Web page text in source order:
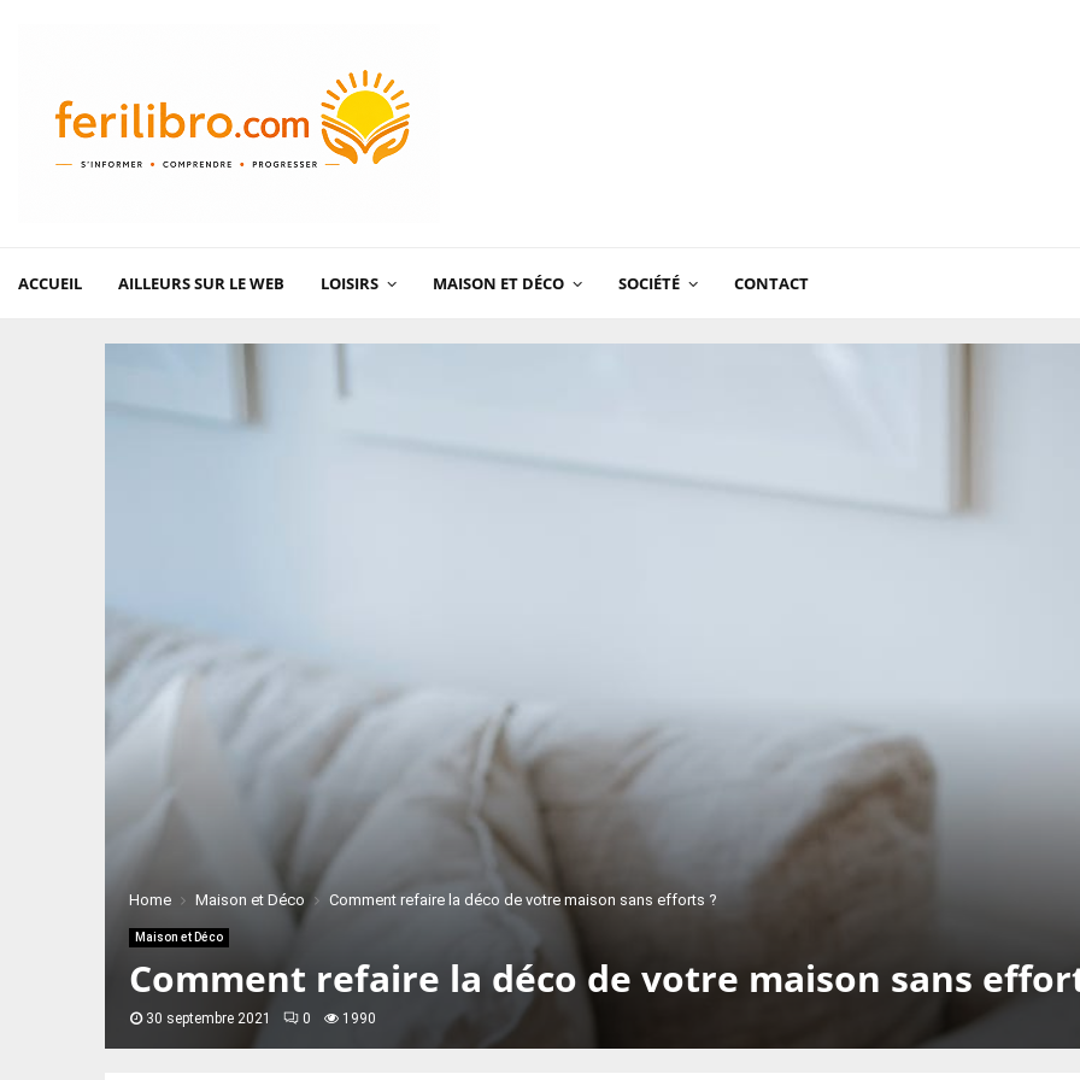
ACCUEIL AILLEURS SUR LE WEB LOISIRS MAISON ET DÉCO SOCIÉTÉ CONTACT
Home Maison et Déco Comment refaire la déco de votre maison sans efforts ?
Maison et Déco
Comment refaire la déco de votre maison sans
30 septembre 2021 0 1990